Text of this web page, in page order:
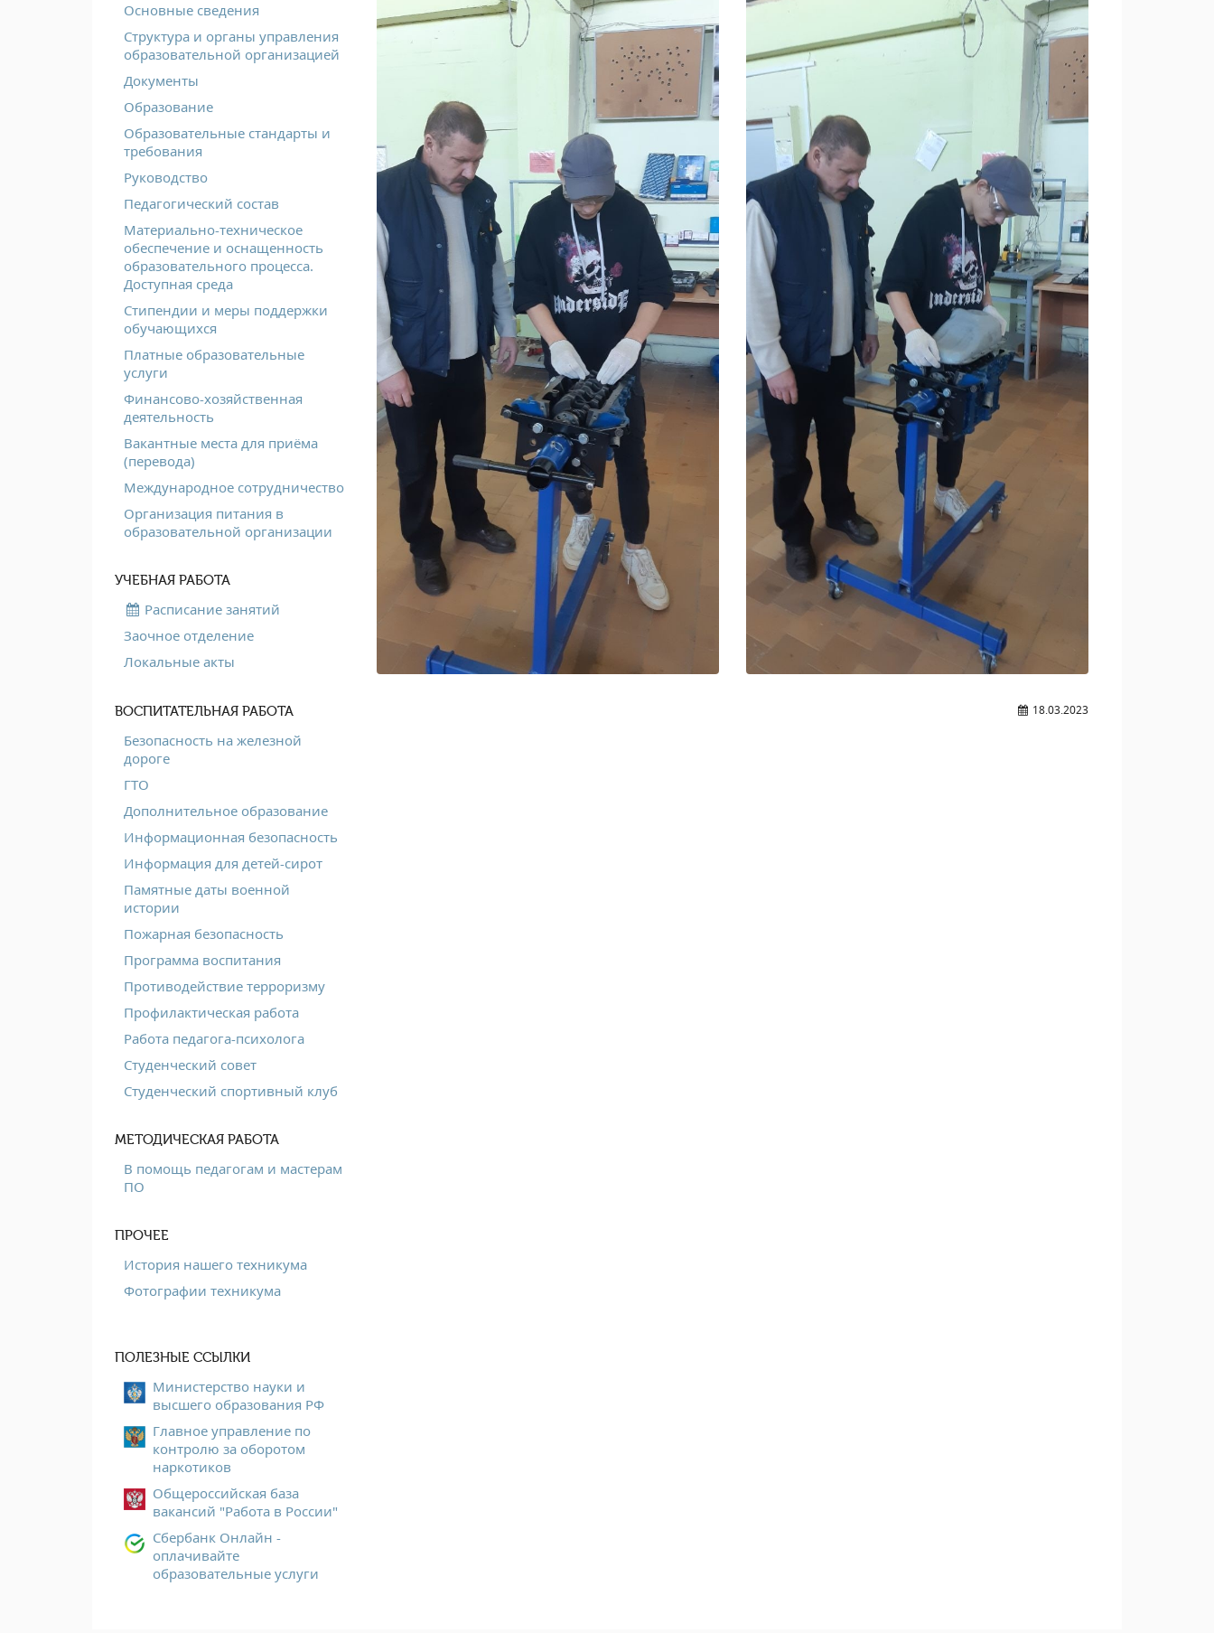
Основные сведения
Структура и органы управления
образовательной организацией
Документы
Образование
Образовательные стандарты и
требования
Руководство
Педагогический состав
Материально-техническое
обеспечение и оснащенность
образовательного процесса.
Доступная среда
Стипендии и меры поддержки
обучающихся
Платные образовательные
услуги
Финансово-хозяйственная
деятельность
Вакантные места для приёма
(перевода)
Международное сотрудничество
Организация питания в
образовательной организации
УЧЕБНАЯ РАБОТА
Расписание занятий
Заочное отделение
Локальные акты
ВОСПИТАТЕЛЬНАЯ РАБОТА
Безопасность на железной
дороге
ГТО
Дополнительное образование
Информационная безопасность
Информация для детей-сирот
Памятные даты военной
истории
Пожарная безопасность
Программа воспитания
Противодействие терроризму
Профилактическая работа
Работа педагога-психолога
Студенческий совет
Студенческий спортивный клуб
МЕТОДИЧЕСКАЯ РАБОТА
В помощь педагогам и мастерам
ПО
ПРОЧЕЕ
История нашего техникума
Фотографии техникума
ПОЛЕЗНЫЕ ССЫЛКИ
Министерство науки и
высшего образования РФ
Главное управление по
контролю за оборотом
наркотиков
Общероссийская база
вакансий "Работа в России"
Сбербанк Онлайн -
оплачивайте
образовательные услуги
18.03.2023